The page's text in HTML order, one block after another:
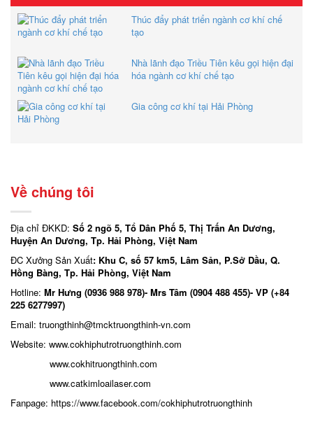
Thúc đẩy phát triển ngành cơ khí chế
tạo
Nhà lãnh đạo Triều Tiên kêu gọi hiện đại
hóa ngành cơ khí chế tạo
Gia công cơ khí tại Hải Phòng
Về chúng tôi
Địa chỉ ĐKKD: Số 2 ngõ 5, Tổ Dân Phố 5, Thị Trấn An Dương,
Huyện An Dương, Tp. Hải Phòng, Việt Nam
ĐC Xưởng Sản Xuất: Khu C, số 57 km5, Lâm Sản, P.Sở Dầu, Q.
Hồng Bàng, Tp. Hải Phòng, Việt Nam
Hotline: Mr Hưng (0936 988 978)- Mrs Tâm (0904 488 455)- VP (+84
225 6277997)
Email: truongthinh@tmcktruongthinh-vn.com
Website: www.cokhiphutrotruongthinh.com
www.cokhitruongthinh.com
www.catkimloailaser.com
Fanpage: https://www.facebook.com/cokhiphutrotruongthinh